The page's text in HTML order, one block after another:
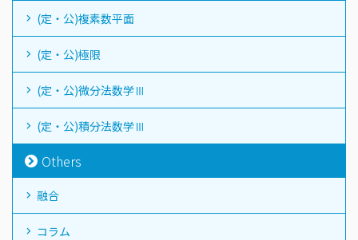
(定・公)複素数平面
(定・公)極限
(定・公)微分法数学Ⅲ
(定・公)積分法数学Ⅲ
Others
融合
コラム